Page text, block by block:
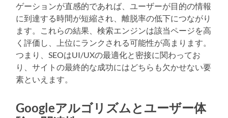
ゲーションが直感的であれば、ユーザーが目的の情報
に到達する時間が短縮され、離脱率の低下につながり
ます。これらの結果、検索エンジンは該当ページを高
く評価し、上位にランクされる可能性が高まります。
つまり、SEOはUI/UXの最適化と密接に関わってお
り、サイトの最終的な成功にはどちらも欠かせない要
素といえます。
Googleアルゴリズムとユーザー体